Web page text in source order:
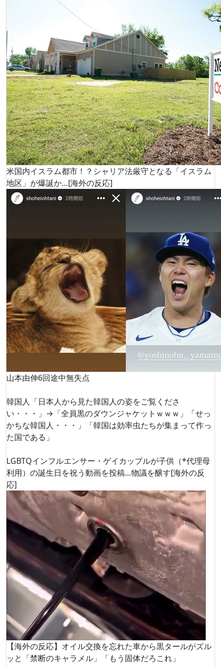
米国内イスラム都市！？シャリア法厳守となる「イスラム
地区」が爆誕か…[海外の反応]
山本由伸6回途中無失点
韓国人「日本人から見た韓国人の姿をご覧くださ
い・・・」→「全員黒のダウンジャケットｗｗｗ」「せっ
かちな韓国人・・・」「韓国は効率虫たちが集まって作っ
た国である」
LGBTQインフルエンサー・ゲイカップルが子供（*代理母
利用）の誕生日を祝う動画を投稿…物議を醸す[海外の反
応]
【海外の反応】オイル交換を忘れた車から黒タールがズル
ッと「禁断のキャラメル」「もう固体だろこれ」